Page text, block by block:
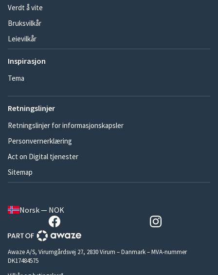
Verdt å vite
Bruksvilkår
Leievilkår
Inspirasjon
Tema
Retningslinjer
Retningslinjer for informasjonskapsler
Personvernerklæring
Act on Digital tjenester
Sitemap
Norsk — NOK
Awaze A/S, Virumgårdsvej 27, 2830 Virum – Danmark – MVA-nummer
DK17484575